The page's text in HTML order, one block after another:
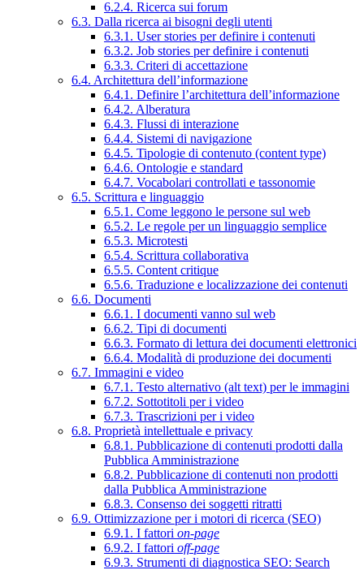
6.2.4. Ricerca sui forum
6.3. Dalla ricerca ai bisogni degli utenti
6.3.1. User stories per definire i contenuti
6.3.2. Job stories per definire i contenuti
6.3.3. Criteri di accettazione
6.4. Architettura dell’informazione
6.4.1. Definire l’architettura dell’informazione
6.4.2. Alberatura
6.4.3. Flussi di interazione
6.4.4. Sistemi di navigazione
6.4.5. Tipologie di contenuto (content type)
6.4.6. Ontologie e standard
6.4.7. Vocabolari controllati e tassonomie
6.5. Scrittura e linguaggio
6.5.1. Come leggono le persone sul web
6.5.2. Le regole per un linguaggio semplice
6.5.3. Microtesti
6.5.4. Scrittura collaborativa
6.5.5. Content critique
6.5.6. Traduzione e localizzazione dei contenuti
6.6. Documenti
6.6.1. I documenti vanno sul web
6.6.2. Tipi di documenti
6.6.3. Formato di lettura dei documenti elettronici
6.6.4. Modalità di produzione dei documenti
6.7. Immagini e video
6.7.1. Testo alternativo (alt text) per le immagini
6.7.2. Sottotitoli per i video
6.7.3. Trascrizioni per i video
6.8. Proprietà intellettuale e privacy
6.8.1. Pubblicazione di contenuti prodotti dalla
Pubblica Amministrazione
6.8.2. Pubblicazione di contenuti non prodotti
dalla Pubblica Amministrazione
6.8.3. Consenso dei soggetti ritratti
6.9. Ottimizzazione per i motori di ricerca (SEO)
6.9.1. I fattori on-page
6.9.2. I fattori off-page
6.9.3. Strumenti di diagnostica SEO: Search